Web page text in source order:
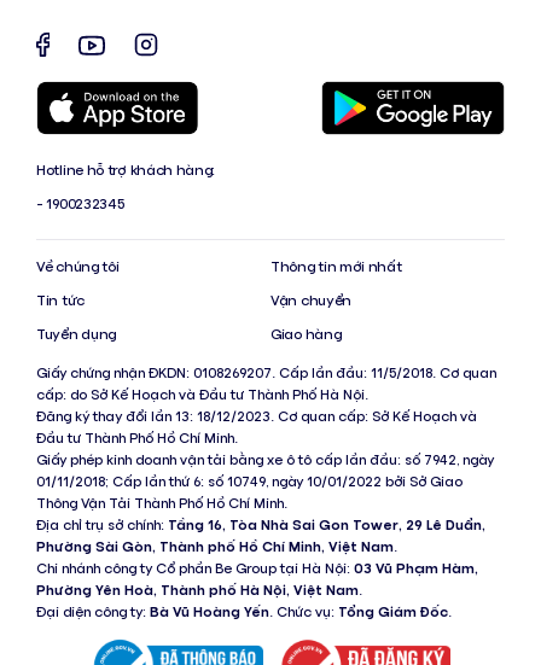
Hotline hỗ trợ khách hàng:
- 1900232345
Về chúng tôi
Tin tức
Tuyển dụng
Thông tin mới nhất
Vận chuyển
Giao hàng
Giấy chứng nhận ĐKDN: 0108269207. Cấp lần đầu: 11/5/2018. Cơ quan
cấp: do Sở Kế Hoạch và Đầu tư Thành Phố Hà Nội.
Đăng ký thay đổi lần 13: 18/12/2023. Cơ quan cấp: Sở Kế Hoạch và
Đầu tư Thành Phố Hồ Chí Minh.
Giấy phép kinh doanh vận tải bằng xe ô tô cấp lần đầu: số 7942, ngày
01/11/2018; Cấp lần thứ 6: số 10749, ngày 10/01/2022 bởi Sở Giao
Thông Vận Tải Thành Phố Hồ Chí Minh.
Địa chỉ trụ sở chính: Tầng 16, Tòa Nhà Sai Gon Tower, 29 Lê Duẩn,
Phường Sài Gòn, Thành phố Hồ Chí Minh, Việt Nam
Chi nhánh công ty Cổ phần Be Group tại Hà Nội: 03 Vũ Phạm Hàm,
Phường Yên Hoà, Thành phố Hà Nội, Việt Nam
Đại diện công ty: Bà Vũ Hoàng Yến . Chức vụ: Tổng Giám Đốc